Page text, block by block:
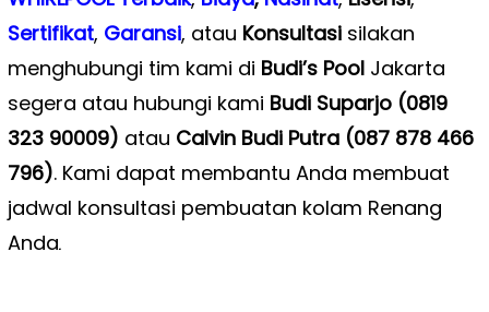
Sertifikat, Garansi, atau Konsultasisilakan
menghubungi tim kami di Budi’s PoolJakarta
segera atau hubungi kami Budi Suparjo (0819
323 90009) atau Calvin Budi Putra (087 878 466
796). Kami dapat membantu Anda membuat
jadwal konsultasi pembuatan kolam Renang
Anda.